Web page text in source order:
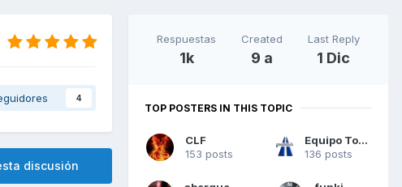
4
discusión
Respuestas
1k
Created
9 a
Last Reply
1 Dic
TOP POSTERS IN THIS TOPIC
CLF
153 posts
Equipo Todoradares
136 posts